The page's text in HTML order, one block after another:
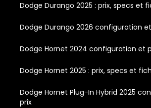
Dodge Durango 2025 : prix, specs et
Dodge Durango 2026 configuration
Dodge Hornet 2024 configuration et
Dodge Hornet 2025 : prix, specs et
Dodge Hornet Plug-In Hybrid 2025
prix